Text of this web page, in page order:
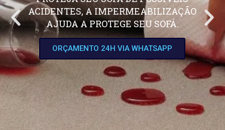
ACIDENTES, A IMPERMEABILIZAÇÃO
AJUDA A PROTEGE SEU SOFÁ.
ORÇAMENTO 24H VIA WHATSAPP